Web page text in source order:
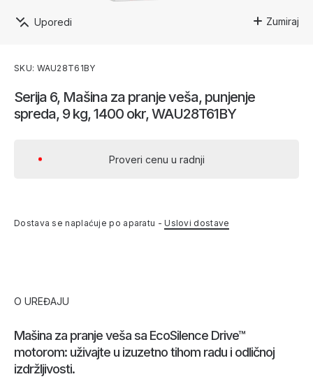
Zumiraj
Uporedi
Serija 6, Mašina za pranje veša, punjenje
spreda, 9 kg, 1400 okr, WAU28T61BY
Proveri cenu u radnji
Dostava se naplaćuje po aparatu -Uslovi dostave
SKU: WAU28T61BY
O UREĐAJU
Mašina za pranje veša sa EcoSilence Drive™
motorom: uživajte u izuzetno tihom radu i odličnoj
izdržljivosti.